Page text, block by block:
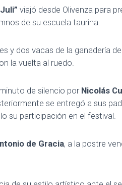
viajó desde Olivenza para
de su escuela taurina.
y dos vacas de la ganadería de
la vuelta al ruedo.
de silencio por Nicolás
se entregó a sus
su participación en el festival.
de Gracia, a la postre